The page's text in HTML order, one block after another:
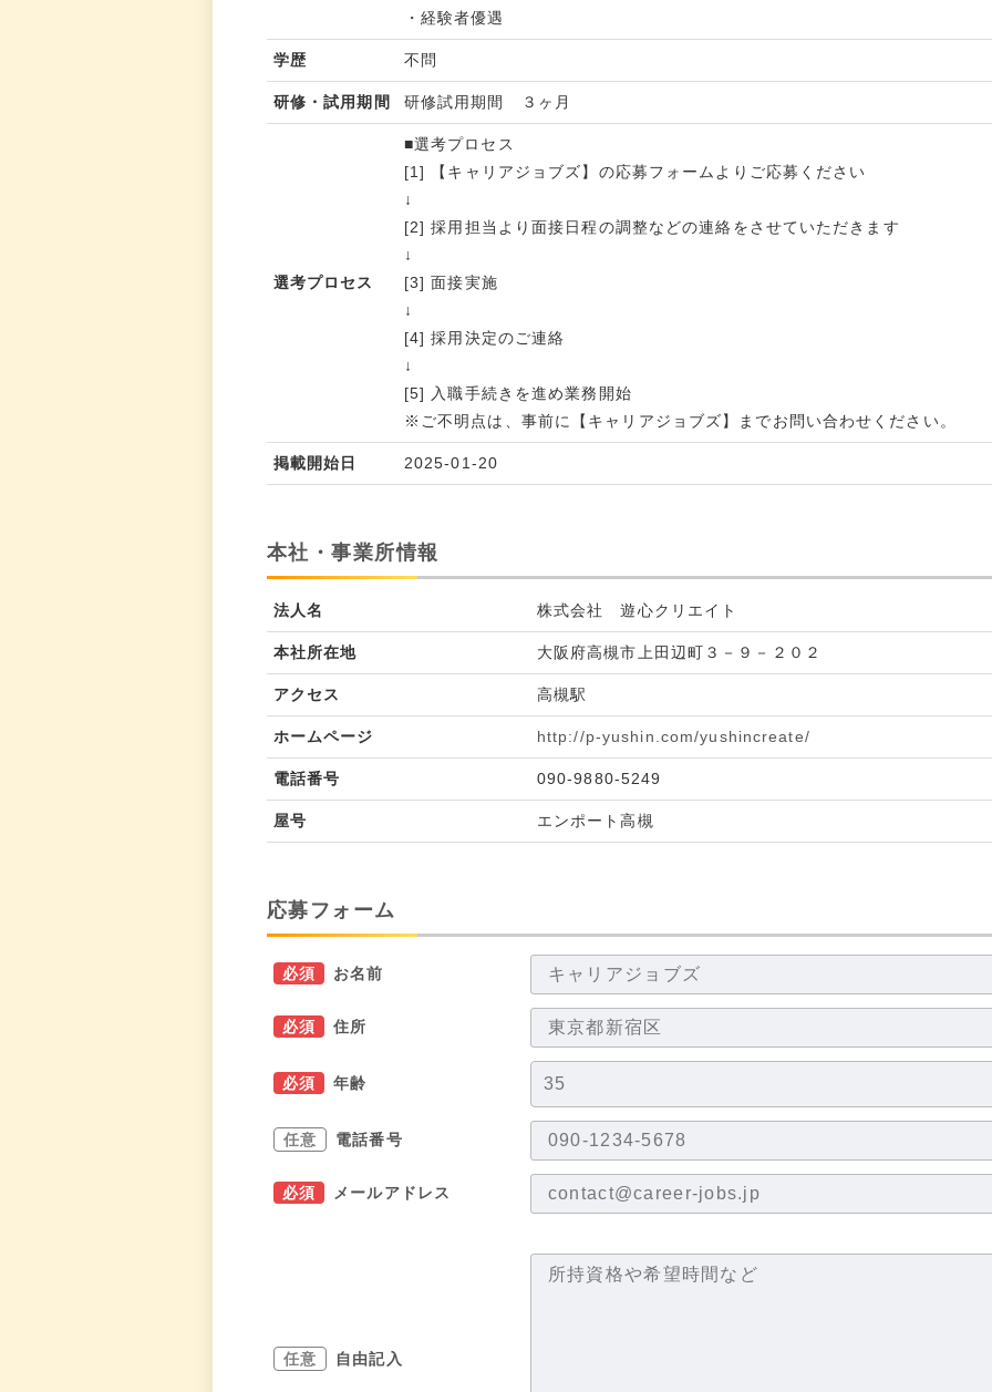
・経験者優遇
学歴 不問
研修・試用期間 研修試用期間 ３ヶ月
選考プロセス
■選考プロセス
[1] 【キャリアジョブズ】の応募フォームよりご応募ください
↓
[2] 採用担当より面接日程の調整などの連絡をさせていただきます
↓
[3] 面接実施
↓
[4] 採用決定のご連絡
↓
[5] 入職手続きを進め業務開始
※ご不明点は、事前に【キャリアジョブズ】までお問い合わせください。
掲載開始日 2025-01-20
本社・事業所情報
法人名 株式会社 遊心クリエイト
本社所在地 大阪府高槻市上田辺町３－９－２０２
アクセス 高槻駅
ホームページ http://p-yushin.com/yushincreate/
電話番号 090-9880-5249
屋号 エンポート高槻
応募フォーム
必須 お名前
必須 住所
必須 年齢
任意 電話番号
必須 メールアドレス
任意 自由記入